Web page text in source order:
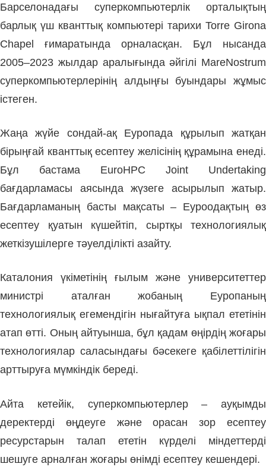
Барселонадағы суперкомпьютерлік орталықтың
барлық үш кванттық компьютері тарихи Torre Girona
Chapel ғимаратында орналасқан. Бұл нысанда
2005–2023 жылдар аралығында әйгілі MareNostrum
суперкомпьютерлерінің алдыңғы буындары жұмыс
істеген.
Жаңа жүйе сондай-ақ Еуропада құрылып жатқан
бірыңғай кванттық есептеу желісінің құрамына енеді.
Бұл бастама EuroHPC Joint Undertaking
бағдарламасы аясында жүзеге асырылып жатыр.
Бағдарламаның басты мақсаты – Еуроодақтың өз
есептеу қуатын күшейтіп, сыртқы технологиялық
жеткізушілерге тәуелділікті азайту.
Каталония үкіметінің ғылым және университеттер
министрі аталған жобаның Еуропаның
технологиялық егемендігін нығайтуға ықпал ететінін
атап өтті. Оның айтуынша, бұл қадам өңірдің жоғары
технологиялар саласындағы бәсекеге қабілеттілігін
арттыруға мүмкіндік береді.
Айта кетейік, суперкомпьютерлер – ауқымды
деректерді өңдеуге және орасан зор есептеу
ресурстарын талап ететін күрделі міндеттерді
шешуге арналған жоғары өнімді есептеу кешендері.